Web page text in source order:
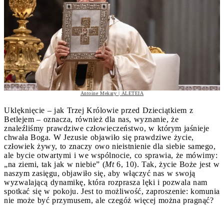
Antoine Mekary | ALETEIA
Uklęknięcie – jak Trzej Królowie przed Dzieciątkiem z
Betlejem – oznacza, również dla nas, wyznanie, że
znaleźliśmy prawdziwe człowieczeństwo, w którym jaśnieje
chwała Boga. W Jezusie objawiło się prawdziwe życie,
człowiek żywy, to znaczy owo nieistnienie dla siebie samego,
ale bycie otwartymi i we wspólnocie, co sprawia, że mówimy:
„na ziemi, tak jak w niebie” (Mt6, 10). Tak, życie Boże jest w
naszym zasięgu, objawiło się, aby włączyć nas w swoją
wyzwalającą dynamikę, która rozprasza lęki i pozwala nam
spotkać się w pokoju. Jest to możliwość, zaproszenie: komunia
nie może być przymusem, ale czegóż więcej można pragnąć?